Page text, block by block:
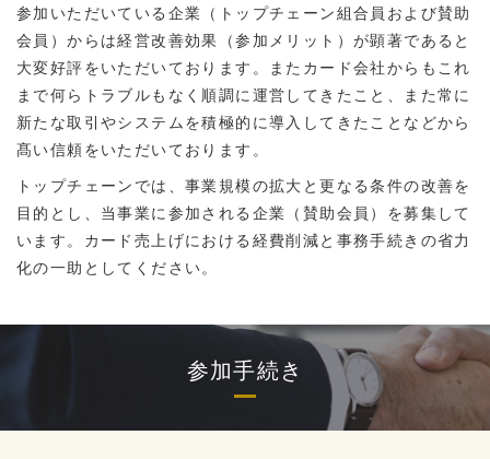
参加いただいている企業（トップチェーン組合員および賛助
会員）からは経営改善効果（参加メリット）が顕著であると
大変好評をいただいております。 またカード会社からもこれ
まで何らトラブルもなく順調に運営してきたこと、また常に
新たな取引やシステムを積極的に導入してきたことなどから
髙い信頼をいただいております。
トップチェーンでは、事業規模の拡大と更なる条件の改善を
目的とし、当事業に参加される企業（賛助会員）を募集して
います。 カード売上げにおける経費削減と事務手続きの省力
化の一助としてください。
参加手続き